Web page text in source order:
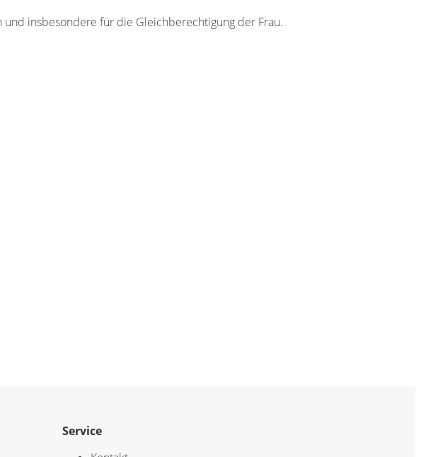
insbesondere für die Gleichberechtigung der Frau.
Service